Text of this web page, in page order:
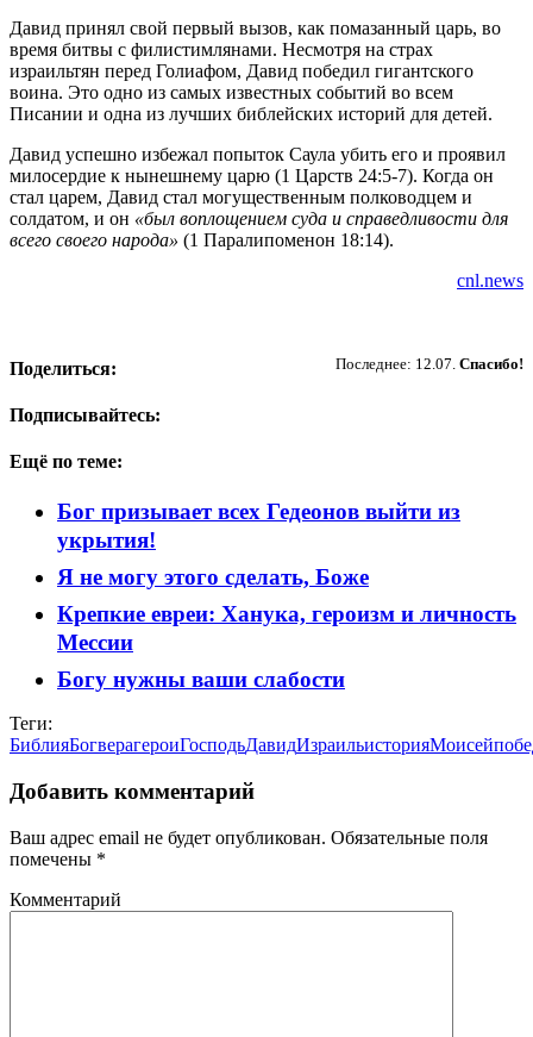
Давид принял свой первый вызов, как помазанный царь, во
время битвы с филистимлянами. Несмотря на страх
израильтян перед Голиафом, Давид победил гигантского
воина. Это одно из самых известных событий во всем
Писании и одна из лучших библейских историй для детей.
Давид успешно избежал попыток Саула убить его и проявил
милосердие к нынешнему царю (1 Царств 24:5-7). Когда он
стал царем, Давид стал могущественным полководцем и
солдатом, и он «был воплощением суда и справедливости для
всего своего народа» (1 Паралипоменон 18:14).
cnl.news
Последнее: 12.07. Спасибо!
Поделиться:
Подписывайтесь:
Ещё по теме:
Бог призывает всех Гедеонов выйти из
укрытия!
Я не могу этого сделать, Боже
Крепкие евреи: Ханука, героизм и личность
Мессии
Богу нужны ваши слабости
Теги:
БиблияБогверагероиГосподьДавидИзраильисторияМоисей
Добавить комментарий
Ваш адрес email не будет опубликован. Обязательные поля
помечены *
Комментарий